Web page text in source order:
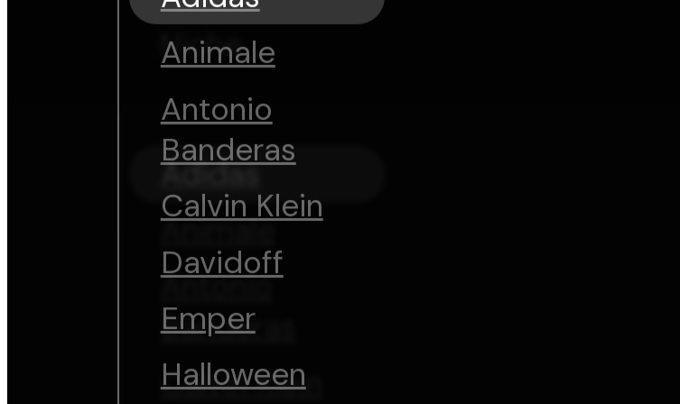
Niche
Adidas
Animale
Antonio
Banderas
Calvin Klein
Animale
Antonio
Banderas
Calvin Klein
Davidoff
Emper
Halloween